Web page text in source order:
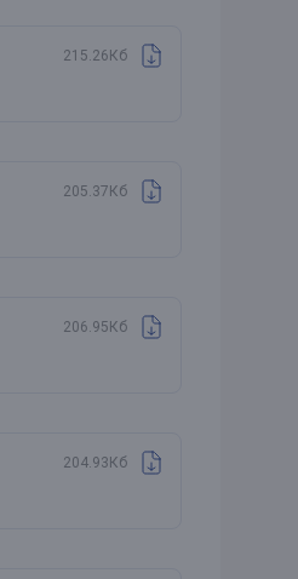
215.26Кб
205.37Кб
206.95Кб
204.93Кб